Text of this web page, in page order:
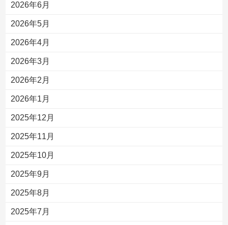
2026年6月
2026年5月
2026年4月
2026年3月
2026年2月
2026年1月
2025年12月
2025年11月
2025年10月
2025年9月
2025年8月
2025年7月